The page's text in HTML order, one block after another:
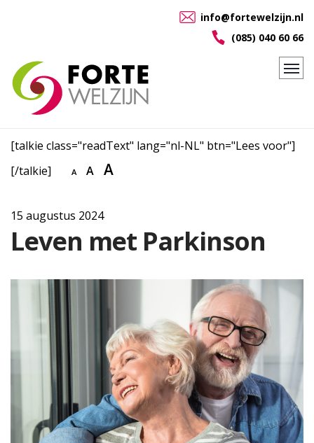
info@fortewelzijn.nl
(085) 040 60 66
[talkie class="readText" lang="nl-NL" btn="Lees voor"]
[/talkie]
A A A
15 augustus 2024
Leven met Parkinson